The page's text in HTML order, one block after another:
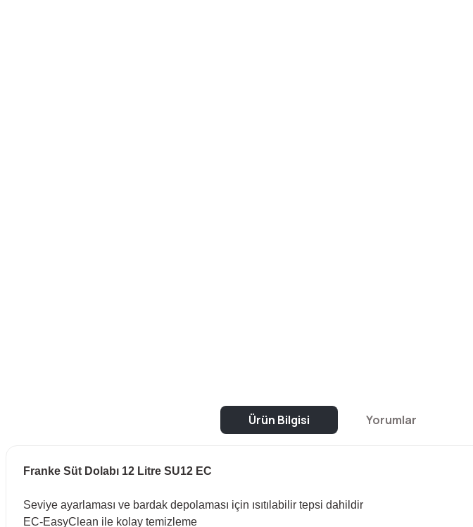
Ürün Bilgisi Yorumlar
Franke Süt Dolabı 12 Litre SU12 EC
Seviye ayarlaması ve bardak depolaması için ısıtılabilir tepsi dahildir
EC-EasyClean ile kolay temizleme